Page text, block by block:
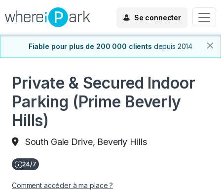
Se connecter
Fiable pour plus de 200 000 clients depuis 2014
Private & Secured Indoor
Parking (Prime Beverly
Hills)
South Gale Drive, Beverly Hills
Comment accéder à ma place ?